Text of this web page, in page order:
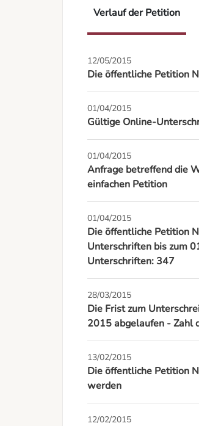
Verlauf der Petition
12/05/2015
Die öffentliche Petition
01/04/2015
Gültige Online-
01/04/2015
Anfrage betreffend die
einfachen Petition
01/04/2015
Die öffentliche Petition
Unterschriften bis zum
Unterschriften: 347
28/03/2015
Die Frist zum
2015 abgelaufen - Zahl
13/02/2015
Die öffentliche Petition
werden
12/02/2015